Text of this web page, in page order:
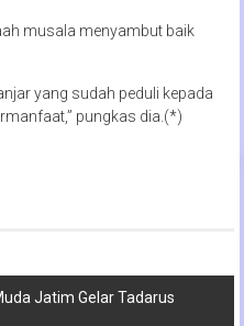
musala menyambut baik
yang sudah peduli kepada
pungkas dia.(*)
Jatim Gelar Tadarus